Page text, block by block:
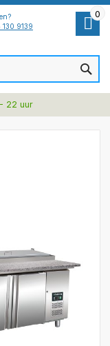
130 9139
0
22 uur